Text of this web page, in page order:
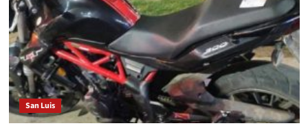
San Luis